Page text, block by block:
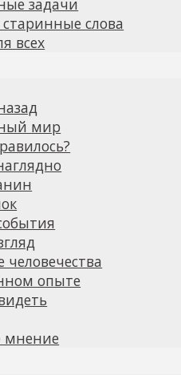
задачи
слова
всех
мир
человечества
опыте
мнение